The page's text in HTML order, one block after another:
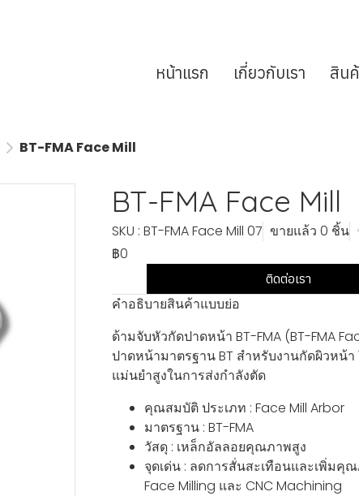
หน้าแรก เกี่ยวกับเรา สิน
BT-FMA Face Mill
BT-FMA Face Mill
SKU : BT-FMA Face Mill 07 ขายแล้ว 0 ชิ้น
฿0
ติดต่อเรา
คำอธิบายสินค้าแบบย่อ
ด้ามจับหัวกัดปาดหน้า BT-FMA (BT-FMA
ปาดหน้ามาตรฐาน BT สำหรับงานกัดผิวหน้
แม่นยำสูงในการส่งกำลังตัด
คุณสมบัติ ประเภท : Face Mill Arbor
มาตรฐาน : BT-FMA
วัสดุ : เหล็กอัลลอยคุณภาพสูง
จุดเด่น : ลดการสั่นสะเทือนและเพิ่มคุ
Face Milling และ CNC Machining